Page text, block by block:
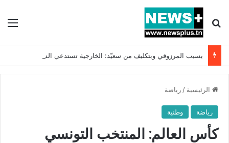
بحث عن
الرئيسية / رياضة
رياضة وطنية
كأس العالم: المنتخب التونسي